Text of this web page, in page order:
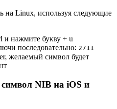
на Linux, используя следующие
и нажмите букву + u
последовательно: 2711
желаемый символ будет
NIB на iOS и